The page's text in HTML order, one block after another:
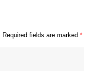
Required fields are marked *